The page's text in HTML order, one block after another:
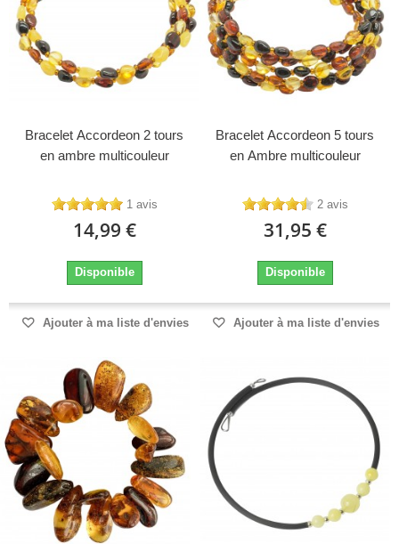
Bracelet Accordeon 2 tours
en ambre multicouleur
1 avis
14,99 €
Disponible
Ajouter à ma liste d'envies
Bracelet Accordeon 5 tours
en Ambre multicouleur
2 avis
31,95 €
Disponible
Ajouter à ma liste d'envies